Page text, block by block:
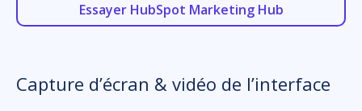
Essayer HubSpot Marketing Hub
Capture d’écran & vidéo de l’interface